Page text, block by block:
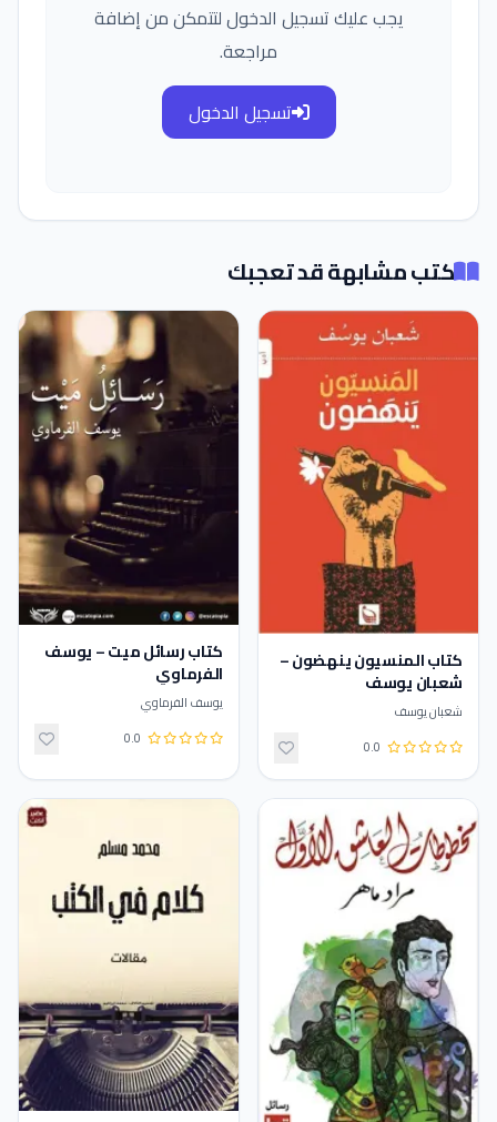
يجب عليك تسجيل الدخول لتتمكن من إضافة
مراجعة.
تسجيل الدخول
كتب مشابهة قد تعجبك
كتاب المنسيون ينهضون –
شعبان يوسف
شعبان يوسف
0.0
كتاب رسائل ميت – يوسف
الفرماوي
يوسف الفرماوي
0.0